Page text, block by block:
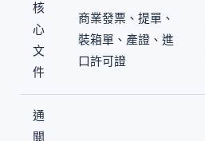
核
心
文
件
商業發票、提單、
裝箱單、產證、進
口許可證
通
關